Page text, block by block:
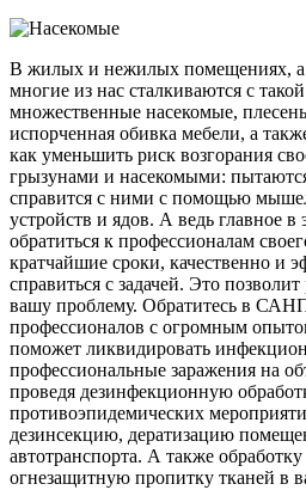
В жилых и нежилых помещениях, а
многие из нас сталкиваются с
множественные насекомые,
испорченная обивка мебели, а
как уменьшить риск возгорания
грызунами и насекомыми:
справится с ними с помощью
устройств и ядов. А ведь главное в
обратиться к профессионалам
кратчайшие сроки, качественно и
справиться с задачей. Это
вашу проблему. Обратитесь в
профессионалов с огромным
поможет ликвидировать
профессиональные заражения на
проведя дезинфекционную
противоэпидемических
дезинсекцию, дератизацию
автотранспорта. А также
огнезащитную пропитку тканей в